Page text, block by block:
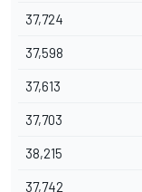
37,724
37,598
37,613
37,703
38,215
37,742